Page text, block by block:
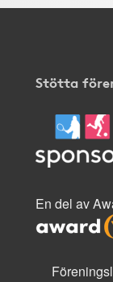
Stötta
En del av